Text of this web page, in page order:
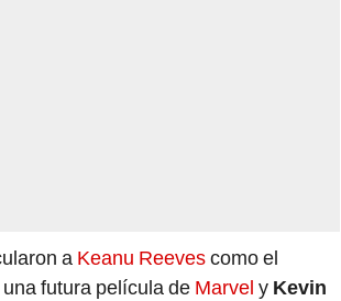
a Keanu Reevescomo el
futura película de Marvel y Kevin